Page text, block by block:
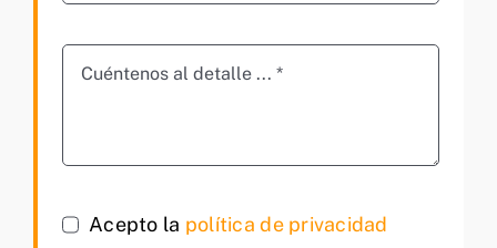
Acepto la política de privacidad